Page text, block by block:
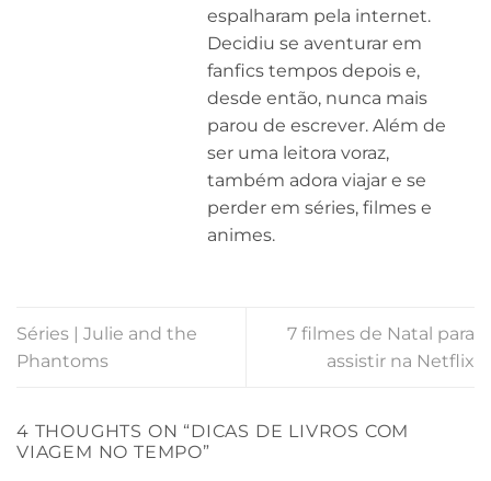
espalharam pela internet.
Decidiu se aventurar em
fanfics tempos depois e,
desde então, nunca mais
parou de escrever. Além de
ser uma leitora voraz,
também adora viajar e se
perder em séries, filmes e
animes.
Séries | Julie and the
Phantoms
7 filmes de Natal para
assistir na Netflix
4 THOUGHTS ON “DICAS DE LIVROS COM
VIAGEM NO TEMPO”